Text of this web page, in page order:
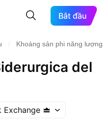
Bắt đầu
Khoáng sản phi năng lượng
del
Exchange